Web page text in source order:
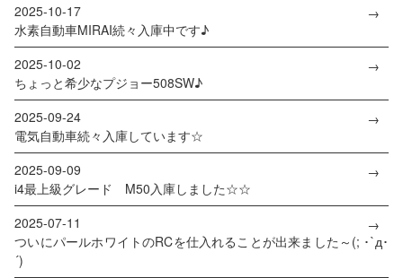
2025-10-17
水素自動車MIRAI続々入庫中です♪
2025-10-02
ちょっと希少なプジョー508SW♪
2025-09-24
電気自動車続々入庫しています☆
2025-09-09
i4最上級グレード M50入庫しました☆☆
2025-07-11
ついにパールホワイトのRCを仕入れることが出来ました～(; ･`д･
´)